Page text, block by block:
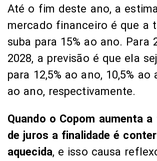
Até o fim deste ano, a
mercado financeiro é que a
suba para 15% ao ano. Para
2028, a previsão é que ela
para 12,5% ao ano, 10,5% ao
ao ano, respectivamente.
Quando o Copom aumenta
de juros a finalidade é
aquecida, e isso causa